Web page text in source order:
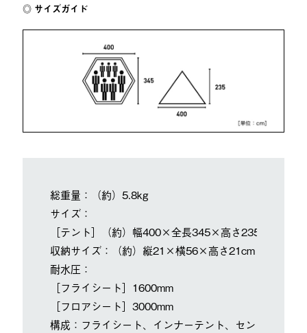
サイズガイド
総重量：（約）5.8kg
サイズ：
［テント］（約）幅400×全長345×高さ235cm
収納サイズ：（約）縦21×横56×高さ21cm
耐水圧：
［フライシート］1600mm
［フロアシート］3000mm
構成：フライシート、インナーテント、センターポー